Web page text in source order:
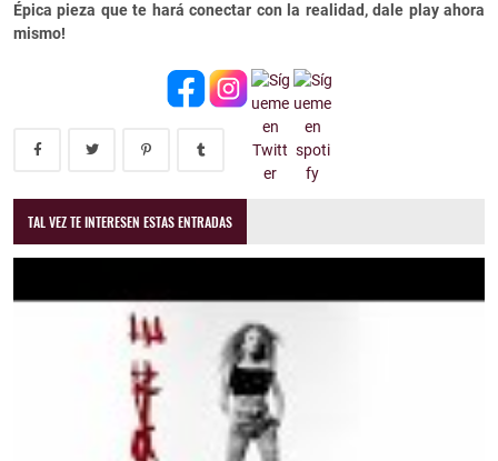
Épica pieza que te hará conectar con la realidad, dale play ahora
mismo!
TAL VEZ TE INTERESEN ESTAS ENTRADAS